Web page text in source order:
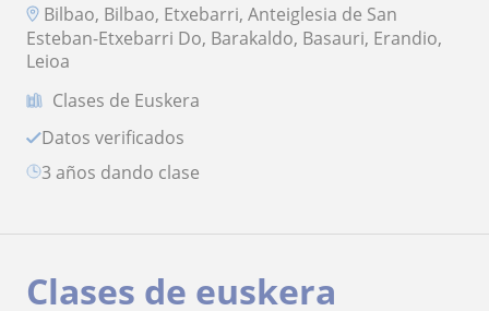
Bilbao, Bilbao, Etxebarri, Anteiglesia de San
Esteban-Etxebarri Do, Barakaldo, Basauri, Erandio,
Leioa
Clases de Euskera
Datos verificados
3 años dando clase
Clases de euskera